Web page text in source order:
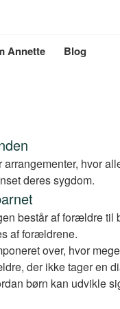
Annette
Blog
arrangementer, hvor
deres sygdom.
består af forældre til
af forældrene.
over, hvor
der ikke tager en
børn kan udvikle